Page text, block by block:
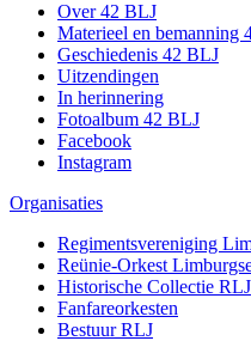
Over 42 BLJ
Materieel en bemanning
Geschiedenis 42 BLJ
Uitzendingen
In herinnering
Fotoalbum 42 BLJ
Facebook
Instagram
Organisaties
Regimentsvereniging
Reünie-Orkest
Historische Collectie RLJ
Fanfareorkesten
Bestuur RLJ